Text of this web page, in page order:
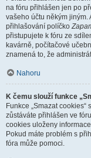
na fóru přihlášen jen po
vašeho účtu někým
přihlašování políčko
přistupujete k fóru ze
kavárně, počítačové
znamená to, že
Nahoru
K čemu slouží funkce
Funkce „Smazat
zůstáváte přihlášen ve
cookies uloženy
Pokud máte problém s
fóra může pomoci.